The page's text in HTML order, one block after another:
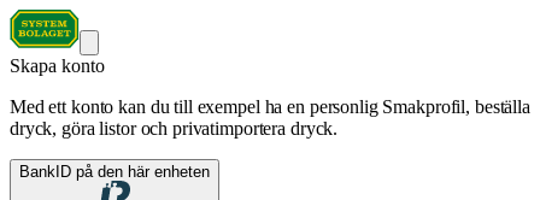
Skapa konto
Med ett konto kan du till exempel ha en personlig Smakprofil, beställa
dryck, göra listor och privatimportera dryck.
BankID på den här enheten